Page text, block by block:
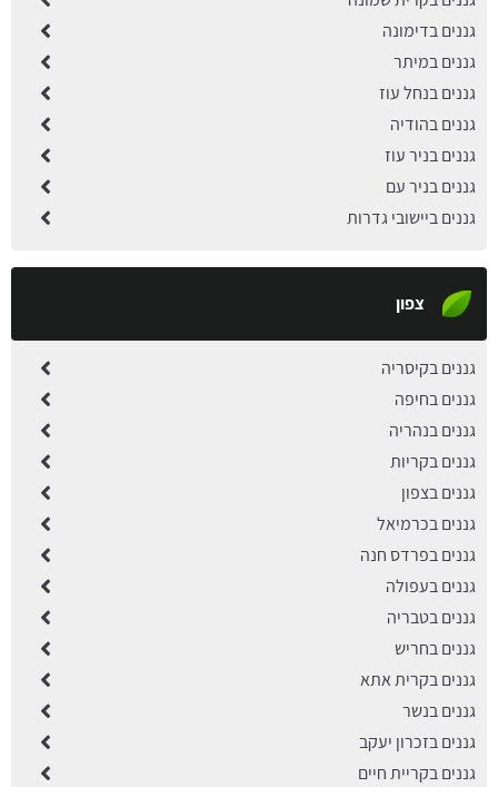
גננים בדימונה
גננים במיתר
גננים בנחל עוז
גננים בהודיה
גננים בניר עוז
גננים בניר עם
גננים ביישובי גדרות
צפון
גננים בקיסריה
גננים בחיפה
גננים בנהריה
גננים בקריות
גננים בצפון
גננים בכרמיאל
גננים בפרדס חנה
גננים בעפולה
גננים בטבריה
גננים בחריש
גננים בקרית אתא
גננים בנשר
גננים בזכרון יעקב
גננים בקריית חיים